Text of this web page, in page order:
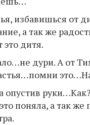
избавишься от
а так же
это дитя.
дури. А от
опустив
поняла, а так